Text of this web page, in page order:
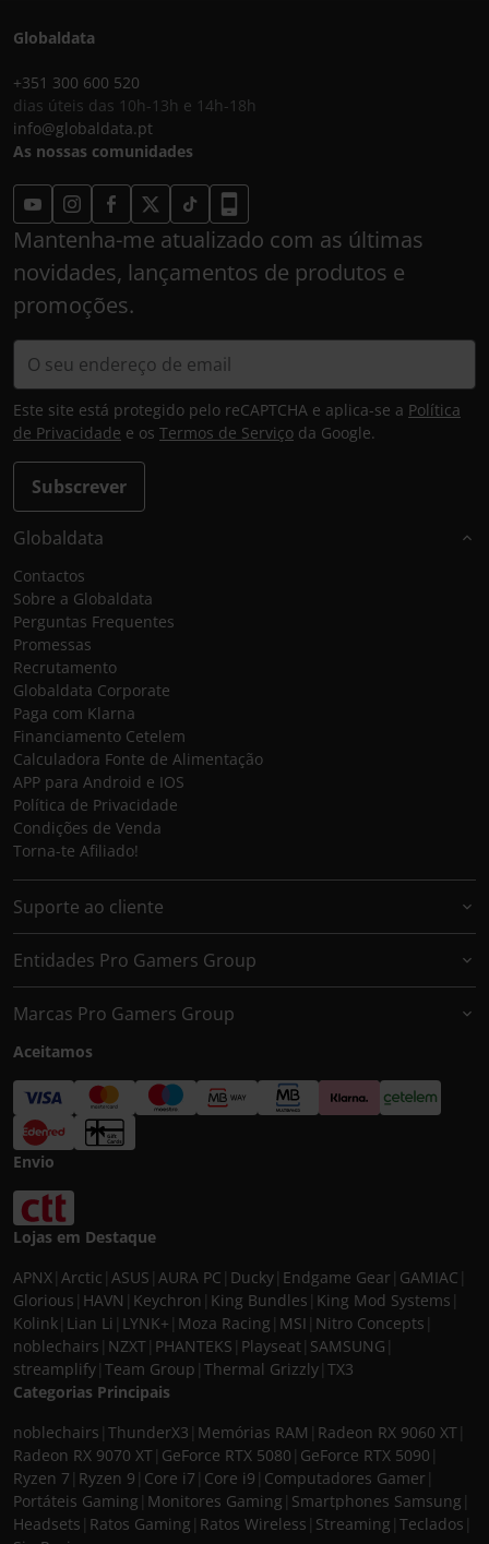
Globaldata
+351 300 600 520
dias úteis das 10h-13h e 14h-18h
info@globaldata.pt
As nossas comunidades
Mantenha-me atualizado com as últimas
novidades, lançamentos de produtos e
promoções.
Subscrever
Este site está protegido pelo reCAPTCHA e aplica-se a Política
de Privacidade e os Termos de Serviço da Google.
Globaldata
Contactos
Sobre a Globaldata
Perguntas Frequentes
Promessas
Recrutamento
Globaldata Corporate
Paga com Klarna
Financiamento Cetelem
Calculadora Fonte de Alimentação
APP para Android e IOS
Política de Privacidade
Condições de Venda
Torna-te Afiliado!
Suporte ao cliente
Entidades Pro Gamers Group
Marcas Pro Gamers Group
Aceitamos
Envio
Lojas em Destaque
APNX Arctic ASUS AURA PC Ducky Endgame Gear GAMIAC
Glorious HAVN Keychron King Bundles King Mod Systems
Kolink Lian Li LYNK+ Moza Racing MSI Nitro Concepts
noblechairs NZXT PHANTEKS Playseat SAMSUNG
streamplify Team Group Thermal Grizzly TX3
Categorias Principais
noblechairs ThunderX3 Memórias RAM Radeon RX 9060 XT
Radeon RX 9070 XT GeForce RTX 5080 GeForce RTX 5090
Ryzen 7 Ryzen 9 Core i7 Core i9 Computadores Gamer
Portáteis Gaming Monitores Gaming Smartphones Samsung
Headsets Ratos Gaming Ratos Wireless Streaming Teclados